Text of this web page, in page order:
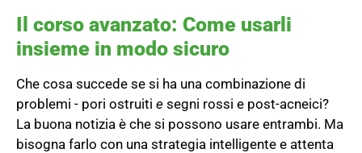
Il corso avanzato: Come usarli
insieme in modo sicuro
Che cosa succede se si ha una combinazione di
problemi - pori ostruiti e segni rossi e post-acneici?
La buona notizia è che si possono usare entrambi. Ma
bisogna farlo con una strategia intelligente e attenta